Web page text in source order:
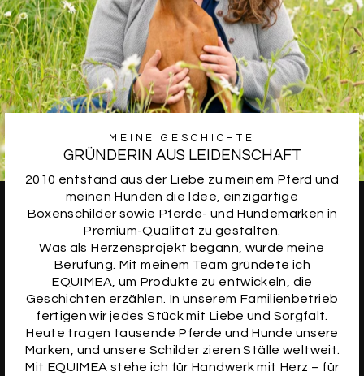
MEINE GESCHICHTE
GRÜNDERIN AUS LEIDENSCHAFT
2010 entstand aus der Liebe zu meinem Pferd und
meinen Hunden die Idee, einzigartige
Boxenschilder sowie Pferde- und Hundemarken in
Premium-Qualität zu gestalten.
Was als Herzensprojekt begann, wurde meine
Berufung. Mit meinem Team gründete ich
EQUIMEA, um Produkte zu entwickeln, die
Geschichten erzählen. In unserem Familienbetrieb
fertigen wir jedes Stück mit Liebe und Sorgfalt.
Heute tragen tausende Pferde und Hunde unsere
Marken, und unsere Schilder zieren Ställe weltweit.
Mit EQUIMEA stehe ich für Handwerk mit Herz – für